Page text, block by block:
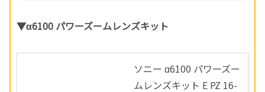
▼α6100 パワーズームレンズキット
ソニー α6100 パワーズー
ムレンズキット E PZ 16-